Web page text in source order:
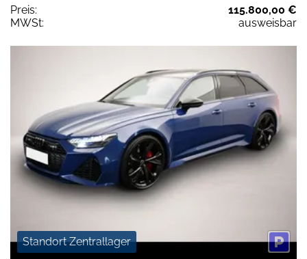
Preis:
115.800,00 €
MWSt:
ausweisbar
Standort Zentrallager